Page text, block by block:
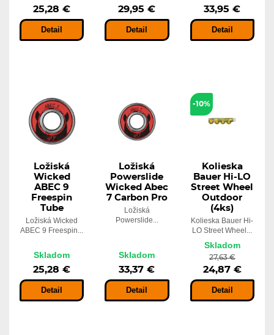
25,28 €
Detail
29,95 €
Detail
33,95 €
Detail
Ložiská
Wicked
ABEC 9
Freespin
Tube
Ložiská Wicked
ABEC 9 Freespin...
Skladom
25,28 €
Detail
Ložiská
Powerslide
Wicked Abec
7 Carbon Pro
Ložiská
Powerslide...
Skladom
33,37 €
Detail
-10%
Kolieska
Bauer Hi-LO
Street Wheel
Outdoor
(4ks)
Kolieska Bauer Hi-
LO Street Wheel...
Skladom
27,63 €
24,87 €
Detail